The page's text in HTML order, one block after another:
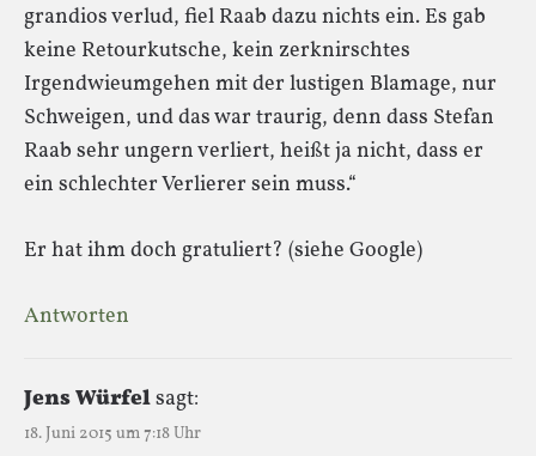
grandios verlud, fiel Raab dazu nichts ein. Es gab
keine Retourkutsche, kein zerknirschtes
Irgendwieumgehen mit der lustigen Blamage, nur
Schweigen, und das war traurig, denn dass Stefan
Raab sehr ungern verliert, heißt ja nicht, dass er
ein schlechter Verlierer sein muss.“
Er hat ihm doch gratuliert? (siehe Google)
Antworten
Jens Würfelsagt:
18. Juni 2015 um 7:18 Uhr